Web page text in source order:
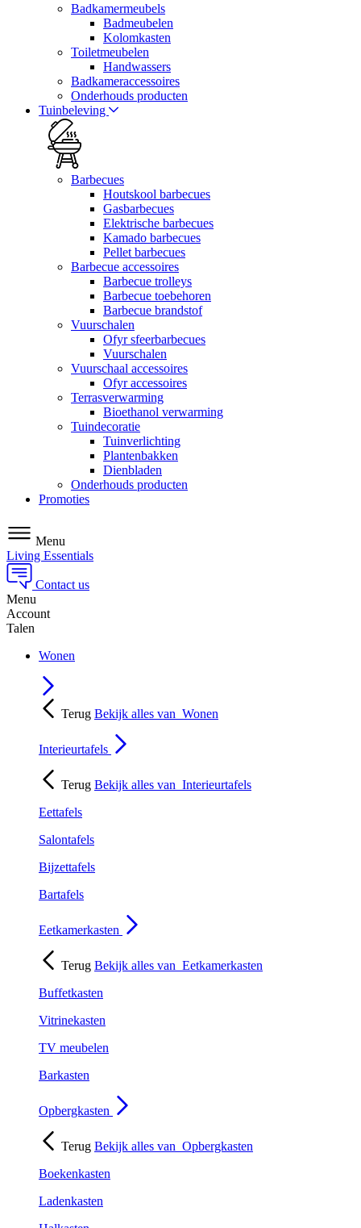
Badkamermeubels
Badmeubelen
Kolomkasten
Toiletmeubelen
Handwassers
Badkameraccessoires
Onderhouds producten
Tuinbeleving
Barbecues
Houtskool barbecues
Gasbarbecues
Elektrische barbecues
Kamado barbecues
Pellet barbecues
Barbecue accessoires
Barbecue trolleys
Barbecue toebehoren
Barbecue brandstof
Vuurschalen
Ofyr sfeerbarbecues
Vuurschalen
Vuurschaal accessoires
Ofyr accessoires
Terrasverwarming
Bioethanol verwarming
Tuindecoratie
Tuinverlichting
Plantenbakken
Dienbladen
Onderhouds producten
Promoties
Menu
Living Essentials
Contact us
Menu
Account
Talen
Wonen
Terug Bekijk alles van Wonen
Interieurtafels
Terug Bekijk alles van Interieurtafels
Eettafels
Salontafels
Bijzettafels
Bartafels
Eetkamerkasten
Terug Bekijk alles van Eetkamerkasten
Buffetkasten
Vitrinekasten
TV meubelen
Barkasten
Opbergkasten
Terug Bekijk alles van Opbergkasten
Boekenkasten
Ladenkasten